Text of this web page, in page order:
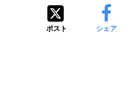
ポスト シェア